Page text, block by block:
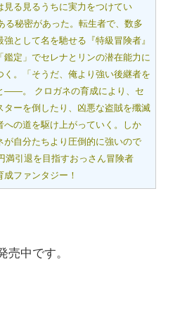
見る見るうちに実力をつけてい
秘密があった。転生者で、数多
として名を馳せる『特級冒険者』
鑑定」でセレナとリンの潜在能力に
。「そうだ、俺より強い後継者を
――。 クロガネの育成により、セ
ターを倒したり、凶悪な盗賊を殲滅
への道を駆け上がっていく。しか
が自分たちより圧倒的に強いので
引退を目指すおっさん冒険者
成ファンタジー！
売中です。